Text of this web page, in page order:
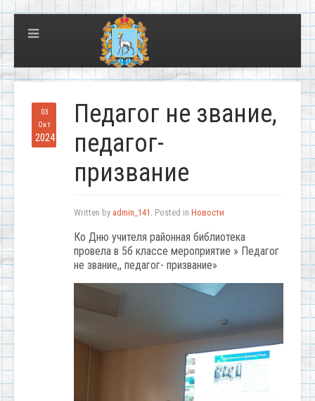
03
Окт
2024
Педагог не звание,
педагог-
призвание
Written by admin_141 . Posted in Новости
Ко Дню учителя районная библиотека
провела в 5б классе мероприятие » Педагог
не звание,, педагог- призвание»